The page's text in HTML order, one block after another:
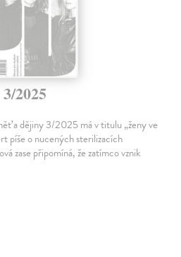
2025
a dějiny 3/2025 má v titulu „ženy ve
píše o nucených sterilizacích
zase připomíná, že zatímco vznik